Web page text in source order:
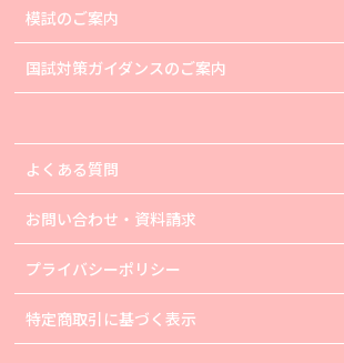
模試のご案内
国試対策ガイダンスのご案内
よくある質問
お問い合わせ・資料請求
プライバシーポリシー
特定商取引に基づく表示